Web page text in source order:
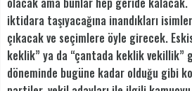
iktidara taşıyacağına inandıkları
çıkacak ve seçimlere öyle girecek.
keklik” ya da “çantada keklik vekillik”
döneminde bugüne kadar olduğu gibi